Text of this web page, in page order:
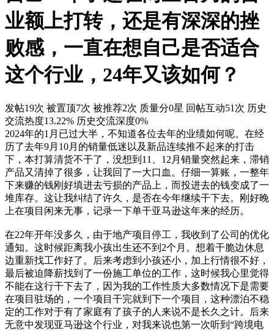
业额上打转，还是有深深的挫
败感，一直在想自己是否适合
这个行业，24年又该如何？
发帖19次 被置顶7次 被推荐2次 质量分0星 回帖互动51次 历史
交流热度13.22% 历史交流深度0%
2024年的1月已过大半，不知道各位去年的业绩如何呢。在经
历了去年9月10月的销量低迷以及新品连续推不起来的打击
下，本打算清货不干了，没想到11、12月销量突然起来，滞销
产品又清掉了很多，让我回了一大口血。仔细一算账，一整年
下来赚的钱刚好填进去亏损的产品上，而投进去的钱变成了一
堆库存。这让我纠结了许久，是否在今年继续干下去。刚好晚
上在项目闲来无事，记录一下单干亚马逊这年来的经历。
在22年开年没多久，由于地产项目停工，我收到了公司的优化
通知。这时候距离我小孩出生还不到2个月。想着干脆边休息
边重新找工作好了。后来考虑到小孩还小，加上行情很不好，
最后被迫降薪找到了一份施工单位的工作，这时候我心里觉得
不能在这行干下去了，因为我的工作性质大多数情况下是需要
在项目驻场的，一个项目干完就到下一个项目，这种漂泊不稳
定的工作对于有了家庭有了孩子的人来说不是长久之计。后来
无意中发现亚马逊这个行业，对我来说也第一次听到“跨境电